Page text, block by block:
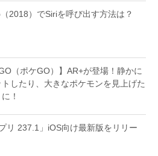
2018）でSiriを呼び出す方法は？
（ポケGO）】AR+が登場！静かに
したり、大きなポケモンを見上げた
！
リ 237.1」iOS向け最新版をリリー